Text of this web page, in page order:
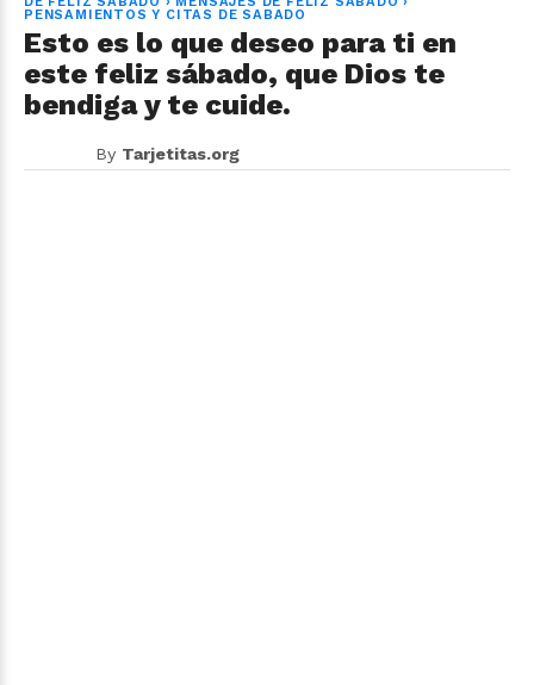
PENSAMIENTOS Y CITAS DE SABADO
Esto es lo que deseo para ti en
este feliz sábado, que Dios te
bendiga y te cuide.
By Tarjetitas.org